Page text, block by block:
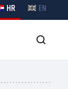
HR EN